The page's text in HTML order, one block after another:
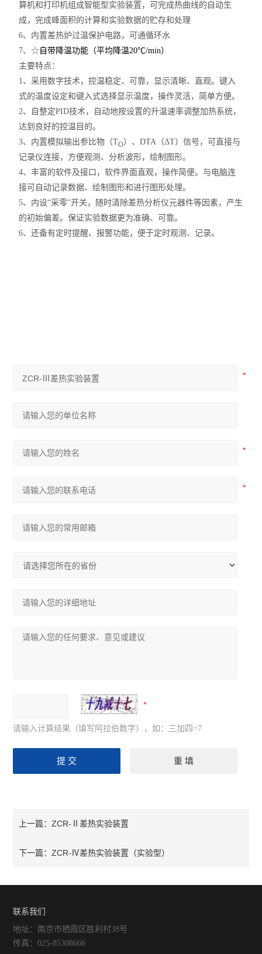
算机和打印机组成智能型实验装置，可完成热曲线的自动生
成，完成峰面积的计算和实验数据的贮存和处理
6、内置差热炉过温保护电路，可通循环水
7、☆ 自带降温功能（平均降温20℃/min）
主要特点：
1、采用数字技术，控温稳定、可靠，显示清晰、直观。键入
式的温度设定和键入式选择显示温度，操作灵活，简单方便。
2、自整定PID技术，自动地按设置的升温速率调整加热系统，
达到良好的控温目的。
3、内置模拟输出参比物（TO）、DTA（ΔT）信号，可直接与
记录仪连接，方便观测、分析波形，绘制图形。
4、丰富的软件及接口，软件界面直观，操作简便。与电脑连
接可自动记录数据、绘制图形和进行图形处理。
5、内设“采零"开关，随时清除差热分析仪元器件等因素，产生
的初始偏差。保证实验数据更为准确、可靠。
6、还备有定时提醒、报警功能，便于定时观测、记录。
请输入计算结果（填写阿拉伯数字），如：三加四=7
上一篇：ZCR-Ⅱ差热实验装置
下一篇：ZCR-Ⅳ差热实验装置（实验型）
联系我们
地址：南京市栖霞区胜利村38号
传真：025-85308666